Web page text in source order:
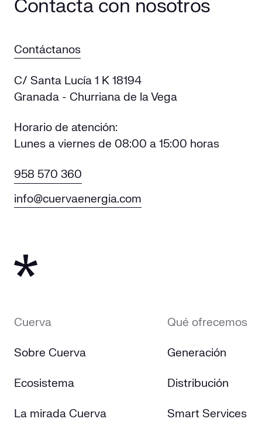
Contacta con nosotros
Contáctanos
C/ Santa Lucía 1 K 18194
Granada - Churriana de la Vega
Horario de atención:
Lunes a viernes de 08:00 a 15:00 horas
958 570 360
info@cuervaenergia.com
Cuerva
Sobre Cuerva
Ecosistema
La mirada Cuerva
Qué ofrecemos
Generación
Distribución
Smart Services